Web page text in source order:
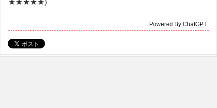
★★★★★)
Powered By ChatGPT